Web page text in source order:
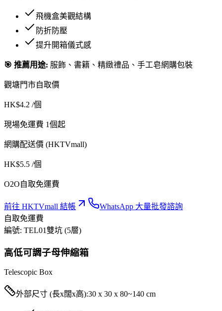
飛機盒美觀結構
防折防壓
提升開箱儀式感
🎯 推薦用途: 服飾、書籍、精緻禮品、手工皂網購包裝
觀塘門市自取價
HK$4.2 /個
現場免運費 1個起
網購配送價 (HKTVmall)
HK$5.5 /個
O2O自取免運費
前往 HKTVmall 結帳
WhatsApp 大量批發諮詢
自取免運費
編號: TEL01雙坑 (5層)
高低可調子母伸縮箱
Telescopic Box
外部尺寸 (長x闊x高):30 x 30 x 80~140 cm